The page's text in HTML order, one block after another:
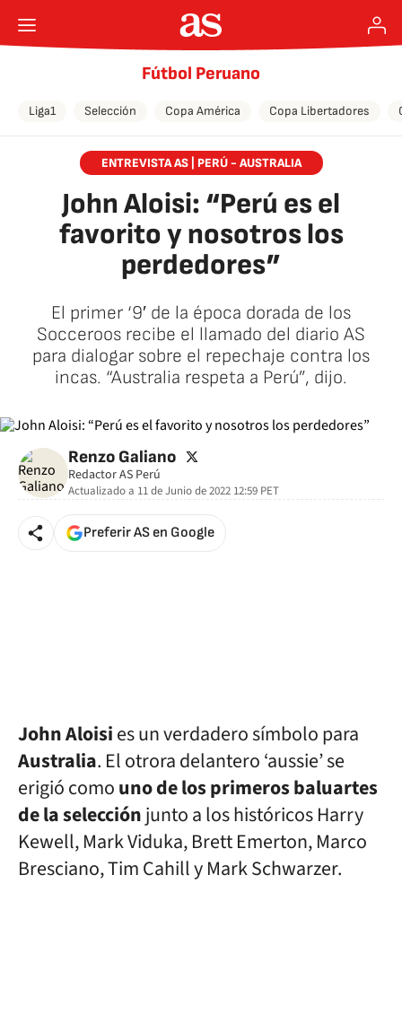
Fútbol Peruano
Liga1 Selección Copa América Copa Libertadores
ENTREVISTA AS | PERÚ - AUSTRALIA
John Aloisi: “Perú es el
favorito y nosotros los
perdedores”
El primer ‘9′ de la época dorada de los
Socceroos recibe el llamado del diario AS
para dialogar sobre el repechaje contra los
incas. “Australia respeta a Perú”, dijo.
Renzo Galiano twitter
Redactor AS Perú
Actualizado a 11 de Junio de 2022 12:59 PET
Preferir AS en Google
John Aloisies un verdadero símbolo para
Australia. El otrora delantero ‘aussie’ se
erigió comouno de los primeros baluartes
de la selecciónjunto a los históricos Harry
Kewell, Mark Viduka, Brett Emerton, Marco
Bresciano, Tim Cahill y Mark Schwarzer.